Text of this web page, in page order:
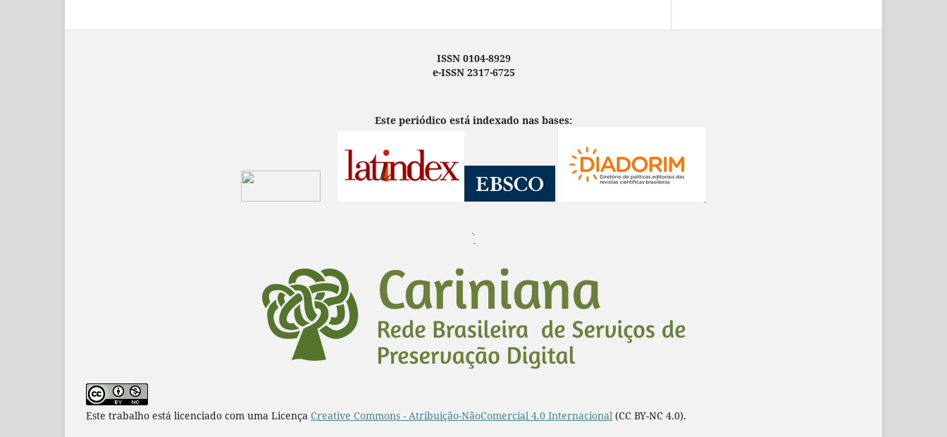
ISSN 0104-8929
e-ISSN 2317-6725
Este periódico está indexado nas bases:
¨
Este trabalho está licenciado com uma Licença Creative Commons - Atribuição-NãoComercial 4.0 Internacional (CC BY-NC 4.0).